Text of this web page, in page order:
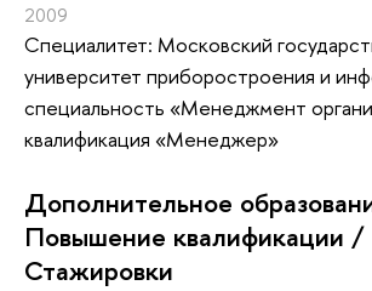
2009
Специалитет: Московский
университет приборостроения и
специальность «Менеджмент
квалификация «Менеджер»
Дополнительное
Повышение квалификации /
Стажировки